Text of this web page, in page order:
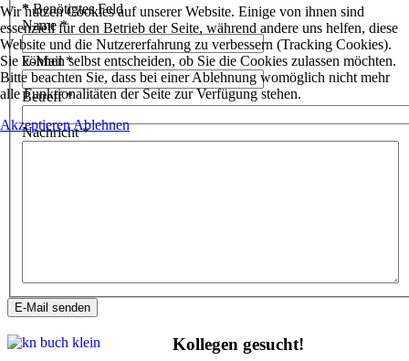
*Benötigtes Feld
Name*
E-Mail*
Betreff*
Nachricht*
E-Mail senden
Kollegen gesucht!
Wir nutzen Cookies auf unserer Website. Einige von ihnen sind
essenziell für den Betrieb der Seite, während andere uns helfen, diese
Website und die Nutzererfahrung zu verbessern (Tracking Cookies).
Sie können selbst entscheiden, ob Sie die Cookies zulassen möchten.
Bitte beachten Sie, dass bei einer Ablehnung womöglich nicht mehr
alle Funktionalitäten der Seite zur Verfügung stehen.
AkzeptierenAblehnen